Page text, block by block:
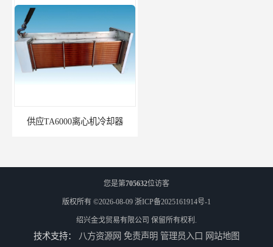
供应TA6000离心机冷却器
您是第705632位访客
版权所有 ©2026-08-09 浙ICP备2025161914号-1
绍兴金戈贸易有限公司 保留所有权利.
技术支持： 八方资源网 免责声明 管理员入口 网站地图